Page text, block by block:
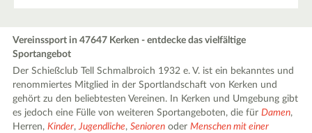
Vereinssport in 47647 Kerken - entdecke das vielfältige
Sportangebot
Der Schießclub Tell Schmalbroich 1932 e. V. ist ein bekanntes und
renommiertes Mitglied in der Sportlandschaft von Kerken und
gehört zu den beliebtesten Vereinen. In Kerken und Umgebung gibt
es jedoch eine Fülle von weiteren Sportangeboten, die fürDamen,
Herren,Kinder,Jugendliche,Senioren oderMenschen mit einer